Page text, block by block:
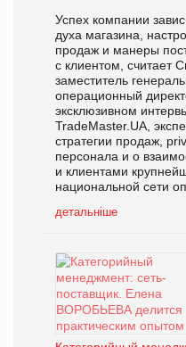
Успех компании
духа магазина,
продаж и манеры
с клиентом, считает
заместитель
операционный
эксклюзивном
TradeMaster.UA,
стратегии продаж,
персонала и о
и клиентами
национальной сети
детальніше